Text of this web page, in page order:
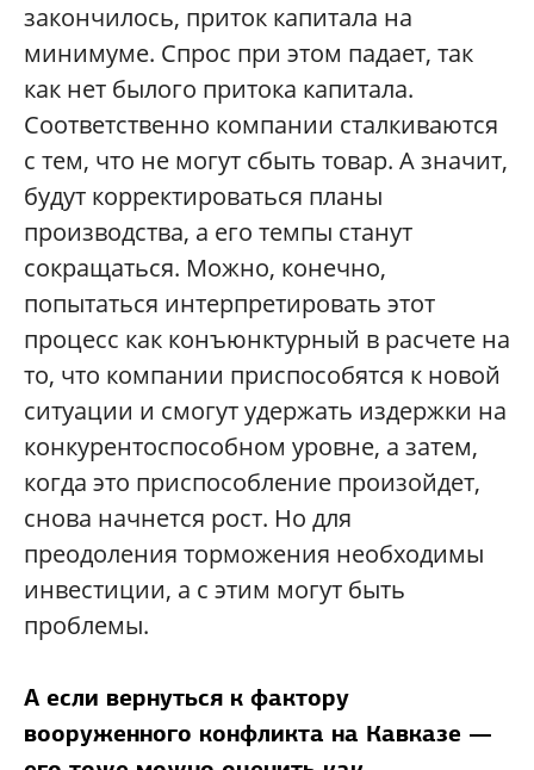
закончилось, приток капитала на
минимуме. Спрос при этом падает, так
как нет былого притока капитала.
Соответственно компании сталкиваются
с тем, что не могут сбыть товар. А значит,
будут корректироваться планы
производства, а его темпы станут
сокращаться. Можно, конечно,
попытаться интерпретировать этот
процесс как конъюнктурный в расчете на
то, что компании приспособятся к новой
ситуации и смогут удержать издержки на
конкурентоспособном уровне, а затем,
когда это приспособление произойдет,
снова начнется рост. Но для
преодоления торможения необходимы
инвестиции, а с этим могут быть
проблемы.
А если вернуться к фактору
вооруженного конфликта на Кавказе —